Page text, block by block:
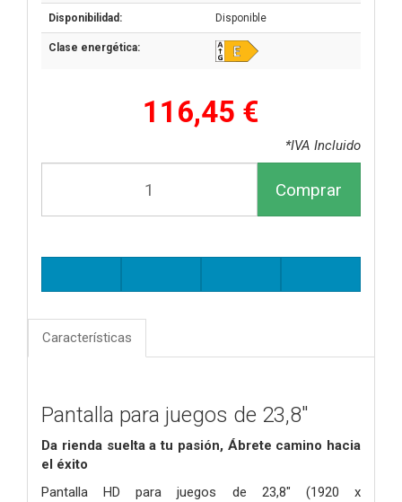
Disponibilidad: Disponible
Clase energética:
116,45 €
*IVA Incluido
Comprar
Características
Pantalla para juegos de 23,8"
Da rienda suelta a tu pasión, Ábrete camino hacia
el éxito
Pantalla HD para juegos de 23,8" (1920 x